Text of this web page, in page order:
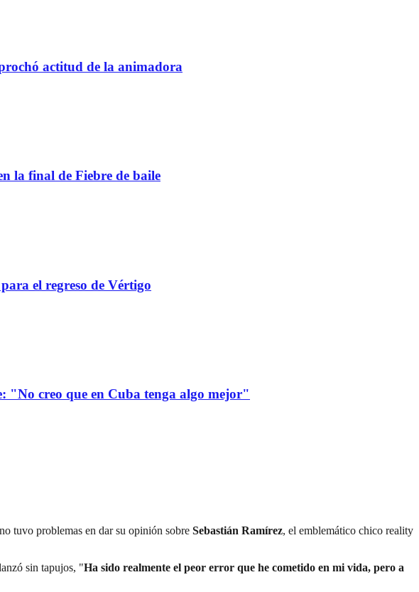
actitud de la animadora
la final de Fiebre de baile
el regreso de Vértigo
"No creo que en Cuba tenga algo mejor"
tuvo problemas en dar su opinión sobre Sebastián Ramírez, el emblemático chico reality
sin tapujos, "Ha sido realmente el peor error que he cometido en mi vida, pero a